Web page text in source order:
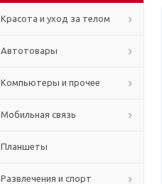
Красота и уход за телом
Автотовары
Компьютеры и прочее
Мобильная связь
Планшеты
Развлечения и спорт